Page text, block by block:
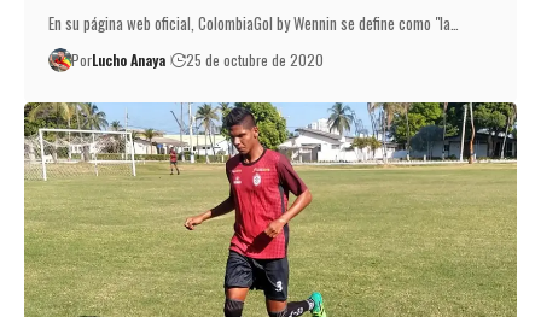
En su página web oficial, ColombiaGol by Wennin se define como "la…
PorLucho Anaya 25 de octubre de 2020